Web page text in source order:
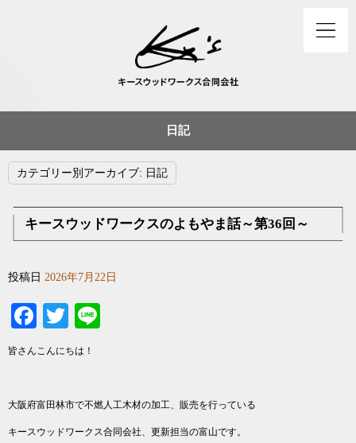
日記
カテゴリー別アーカイブ: 日記
キースウッドワークスのよもやま話～第36回～
投稿日 2026年7月22日
Facebook
Twitter
皆さんこんにちは！
大阪府富田林市で不燃人工木材の加工、販売を行っている
キースウッドワークス合同会社、更新担当の富山です。